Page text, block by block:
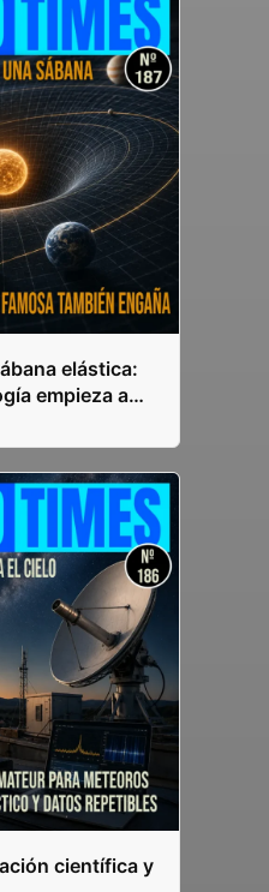
elástica:
empieza a
científica y